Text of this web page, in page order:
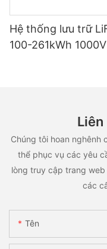
Hệ thống lưu trữ
100-261kWh
Liên
Chúng tôi hoan
thể phục vụ các yêu
lòng truy cập trang
các
Tên